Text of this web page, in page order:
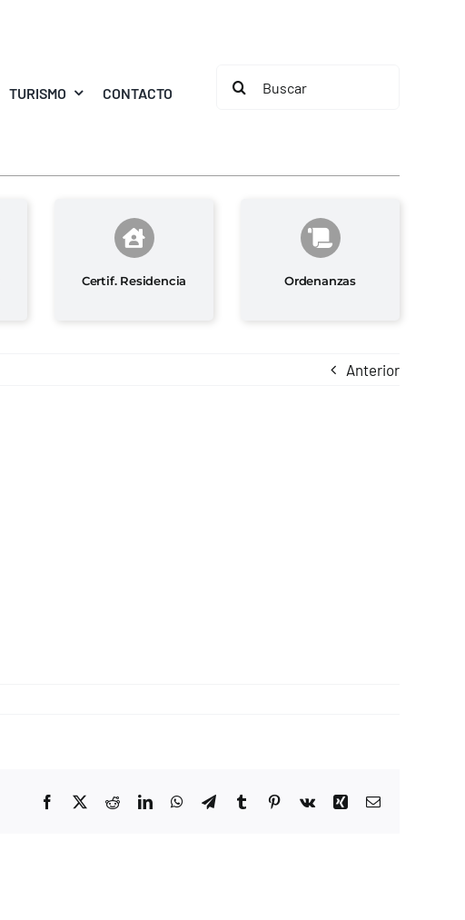
TURISMO CONTACTO
Buscar:
Certif. Residencia Ordenanzas
Anterior
Facebook
X RedditLinkedInWhatsApp
TelegramTumblrPinterest
Vk Xing Correo